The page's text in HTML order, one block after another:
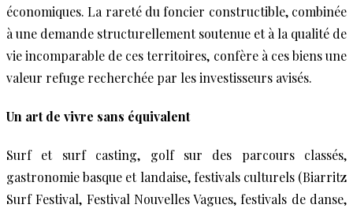
économiques. La rareté du foncier constructible, combinée
à une demande structurellement soutenue et à la qualité de
vie incomparable de ces territoires, confère à ces biens une
valeur refuge recherchée par les investisseurs avisés.
Un art de vivre sans équivalent
Surf et surf casting, golf sur des parcours classés,
gastronomie basque et landaise, festivals culturels (Biarritz
Surf Festival, Festival Nouvelles Vagues, festivals de danse,